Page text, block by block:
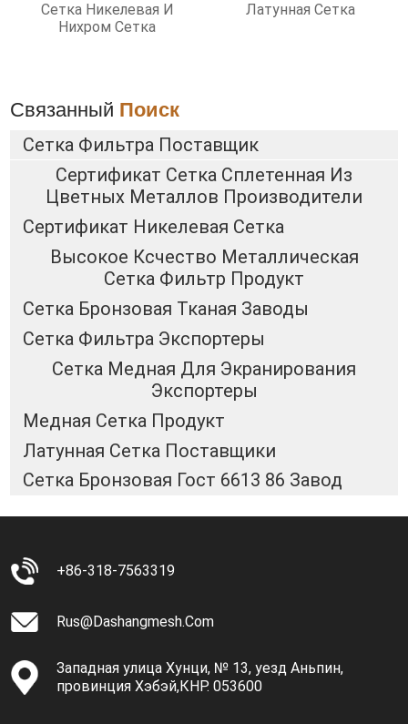
Сетка Никелевая И
Нихром Сетка
Латунная Сетка
Связанный Поиск
Сетка Фильтра Поставщик
Сертификат Сетка Сплетенная Из
Цветных Металлов Производители
Сертификат Никелевая Сетка
Высокое Ксчество Металлическая
Сетка Фильтр Продукт
Сетка Бронзовая Тканая Заводы
Сетка Фильтра Экспортеры
Сетка Медная Для Экранирования
Экспортеры
Медная Сетка Продукт
Латунная Сетка Поставщики
Сетка Бронзовая Гост 6613 86 Завод
+86-318-7563319
Rus@dashangmesh.com
Западная улица Хунци, № 13, уезд Аньпин,
провинция Хэбэй,КНР. 053600